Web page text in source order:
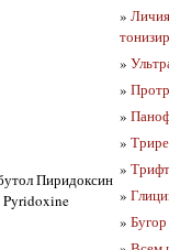
Пиридоксин
Pyridoxine
»
»
»
»
»
»
»
»